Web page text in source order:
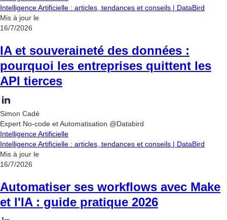
Intelligence Artificielle : articles, tendances et conseils | DataBird
Mis à jour le
16/7/2026
IA et souveraineté des données :
pourquoi les entreprises quittent les
API tierces
Simon Cadé
Expert No-code et Automatisation @Databird
Intelligence Artificielle
Intelligence Artificielle : articles, tendances et conseils | DataBird
Mis à jour le
16/7/2026
Automatiser ses workflows avec Make
et l'IA : guide pratique 2026